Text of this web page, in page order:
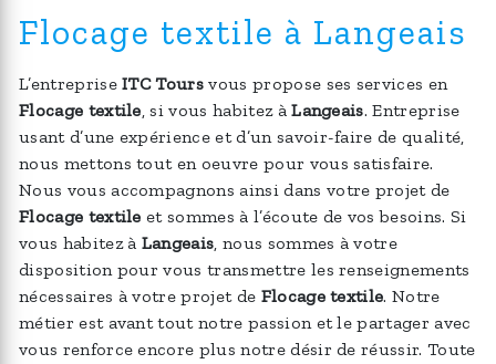
Flocage textile à Langeais
L’entrepriseITC Tours vous propose ses services en
Flocage textile, si vous habitez àLangeais. Entreprise
usant d’une expérience et d’un savoir-faire de qualité,
nous mettons tout en oeuvre pour vous satisfaire.
Nous vous accompagnons ainsi dans votre projet de
Flocage textile et sommes à l’écoute de vos besoins. Si
vous habitez à Langeais, nous sommes à votre
disposition pour vous transmettre les renseignements
nécessaires à votre projet de Flocage textile. Notre
métier est avant tout notre passion et le partager avec
vous renforce encore plus notre désir de réussir. Toute